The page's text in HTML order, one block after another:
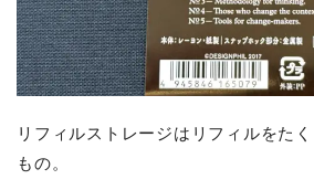
リフィルストレージはリフィルをた
もの。